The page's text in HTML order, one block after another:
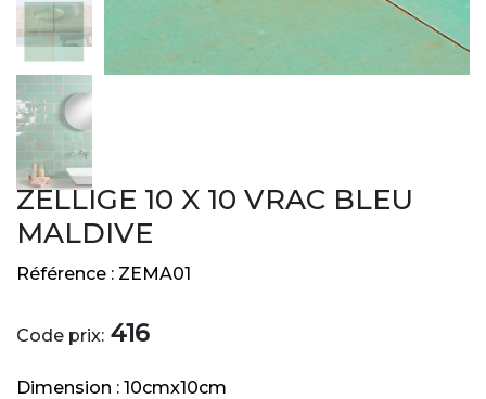
ZELLIGE 10 X 10 VRAC BLEU
MALDIVE
Référence : ZEMA01
Code prix: 416
Dimension : 10cmx10cm